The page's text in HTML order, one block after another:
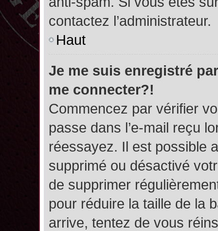
contactez l’administrateur.
Haut
Je me suis enregistré
me connecter?!
Commencez par vérifier
passe dans l’e-mail reçu
réessayez. Il est possible
supprimé ou désactivé
de supprimer
pour réduire la taille de la
arrive, tentez de vous